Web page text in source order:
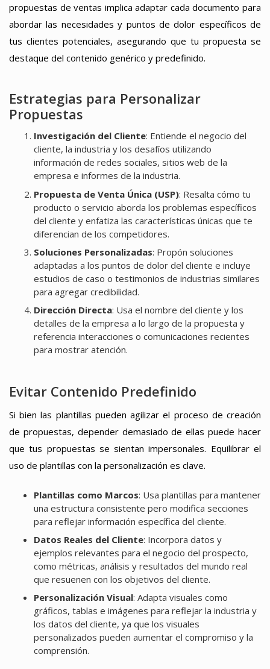
propuestas de ventas implica adaptar cada documento para
abordar las necesidades y puntos de dolor específicos de
tus clientes potenciales, asegurando que tu propuesta se
destaque del contenido genérico y predefinido.
Estrategias para Personalizar
Propuestas
Investigación del Cliente: Entiende el negocio del
cliente, la industria y los desafíos utilizando
información de redes sociales, sitios web de la
empresa e informes de la industria.
Propuesta de Venta Única (USP): Resalta cómo tu
producto o servicio aborda los problemas específicos
del cliente y enfatiza las características únicas que te
diferencian de los competidores.
Soluciones Personalizadas: Propón soluciones
adaptadas a los puntos de dolor del cliente e incluye
estudios de caso o testimonios de industrias similares
para agregar credibilidad.
Dirección Directa: Usa el nombre del cliente y los
detalles de la empresa a lo largo de la propuesta y
referencia interacciones o comunicaciones recientes
para mostrar atención.
Evitar Contenido Predefinido
Si bien las plantillas pueden agilizar el proceso de creación
de propuestas, depender demasiado de ellas puede hacer
que tus propuestas se sientan impersonales. Equilibrar el
uso de plantillas con la personalización es clave.
Plantillas como Marcos: Usa plantillas para mantener
una estructura consistente pero modifica secciones
para reflejar información específica del cliente.
Datos Reales del Cliente: Incorpora datos y
ejemplos relevantes para el negocio del prospecto,
como métricas, análisis y resultados del mundo real
que resuenen con los objetivos del cliente.
Personalización Visual: Adapta visuales como
gráficos, tablas e imágenes para reflejar la industria y
los datos del cliente, ya que los visuales
personalizados pueden aumentar el compromiso y la
comprensión.